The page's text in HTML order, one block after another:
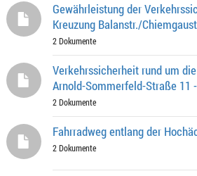
Gewährleistung der
Kreuzung Balanstr./
2 Dokumente
Verkehrssicherheit rund um
Arnold-Sommerfeld-Straße 11
2 Dokumente
Fahrradweg entlang der
2 Dokumente